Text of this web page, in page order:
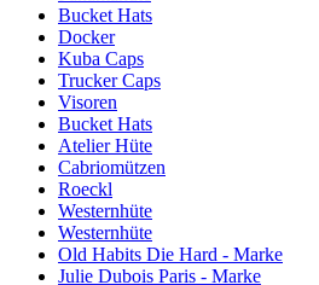
Bucket Hats
Docker
Kuba Caps
Trucker Caps
Visoren
Bucket Hats
Atelier Hüte
Cabriomützen
Roeckl
Westernhüte
Westernhüte
Old Habits Die Hard - Marke
Julie Dubois Paris - Marke